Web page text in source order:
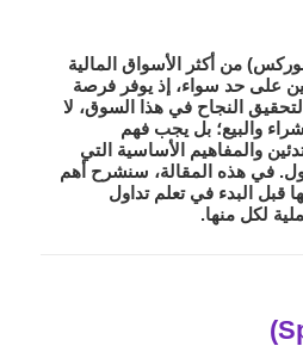
من أكثر الأسواق المالية
على حد سواء، إذ يوفر فرصة
النجاح في هذا السوق، لا
والبيع؛ بل يجب فهم
والمفاهيم الأساسية التي
في هذه المقالة، سنشرح أهم
تعلم تداول
لكل منها.